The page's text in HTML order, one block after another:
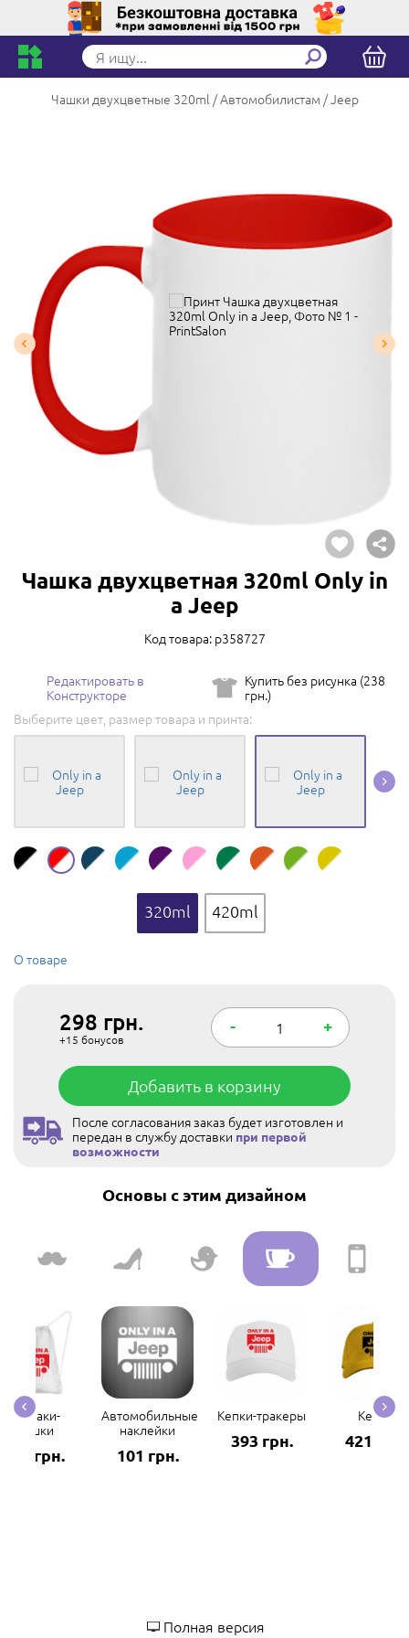
Чашки двухцветные 320ml Автомобилистам Jeep
Чашка двухцветная 320ml Only in
a Jeep
Код товара: p358727
Редактировать в
Конструкторе
Купить без рисунка (238
грн.)
Выберите цвет, размер товара и принта:
320ml 420ml
О товаре
298 грн.
+15 бонусов
- +
Добавить в корзину
После согласования заказ будет изготовлен и
передан в службу доставки при первой
возможности
Основы с этим дизайном
Рюкзаки-
мешки
298 грн.
Автомобильные
наклейки
101 грн.
Кепки-тракеры
393 грн.
Кепки
421 грн.
Полная версия